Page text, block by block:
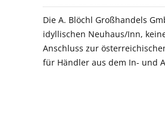
Die A. Blöchl Großhandels
idyllischen Neuhaus/Inn,
Anschluss zur
für Händler aus dem In- und